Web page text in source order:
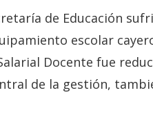
de Educación
escolar
Docente fue
de la gestión,